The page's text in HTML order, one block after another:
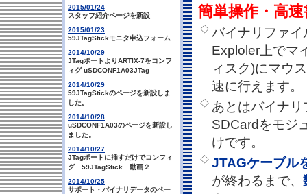
2015/01/24
スタッフ紹介ページを新設
2015/01/23
59JTagStickモニタ申込フォーム
2014/10/29
JTagポートよりARTIX-7をコンフ
ィグ uSDCONF1A03JTag
2014/10/29
59JTagStickのページを新設しま
した。
2014/10/28
uSDCONF1A03のページを新設し
ました。
2014/10/27
JTagポートに挿すだけでコンフィ
グ 59JTagStick 動画２
2014/10/25
サポート・バイナリデータのペー
簡単操作・高
◇ バイナリファ
Exploler上でマ
ィスク)にマウ
速に行えます。
◇ あとはバイナ
SDCardをモジ
けです。
◇ JTAGケーブル
が終わるまで、